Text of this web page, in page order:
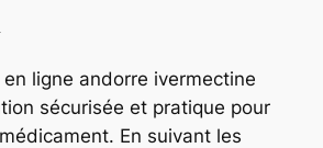
ligne andorre ivermectine
sécurisée et pratique pour
En suivant les